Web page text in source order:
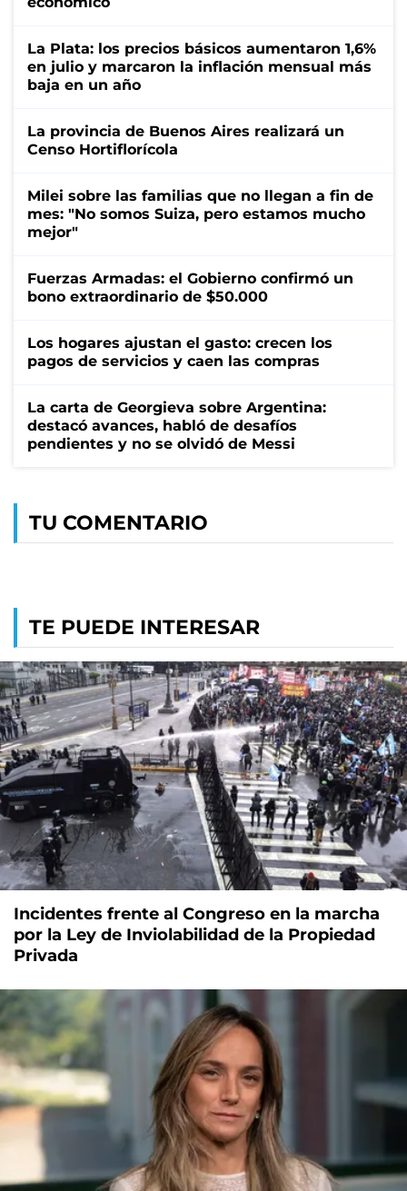
La Plata: los precios básicos aumentaron 1,6%
en julio y marcaron la inflación mensual más
baja en un año
La provincia de Buenos Aires realizará un
Censo Hortiflorícola
Milei sobre las familias que no llegan a fin de
mes: "No somos Suiza, pero estamos mucho
mejor"
Fuerzas Armadas: el Gobierno confirmó un
bono extraordinario de $50.000
Los hogares ajustan el gasto: crecen los
pagos de servicios y caen las compras
La carta de Georgieva sobre Argentina:
destacó avances, habló de desafíos
pendientes y no se olvidó de Messi
TU COMENTARIO
TE PUEDE INTERESAR
Incidentes frente al Congreso en la marcha
por la Ley de Inviolabilidad de la Propiedad
Privada